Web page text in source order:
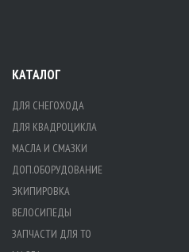
КАТАЛОГ
ДЛЯ СНЕГОХОДА
ДЛЯ КВАДРОЦИКЛА
МАСЛА И СМАЗКИ
ДОП.ОБОРУДОВАНИЕ
ЭКИПИРОВКА
ВЕЛОСИПЕДЫ
ЗАПЧАСТИ ДЛЯ ТО